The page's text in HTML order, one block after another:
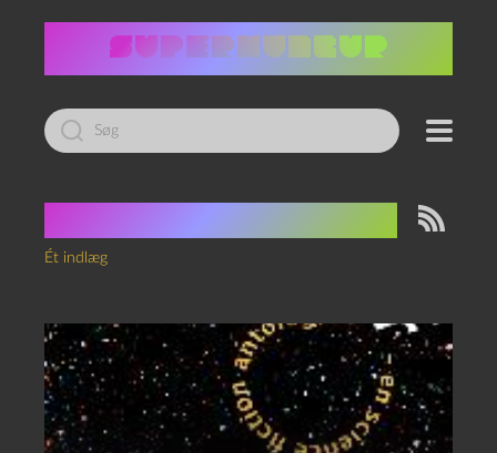
Led
efter:
Ét indlæg